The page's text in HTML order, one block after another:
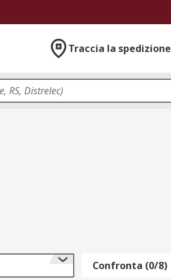
Traccia la spedizione
Confronta (0/8)